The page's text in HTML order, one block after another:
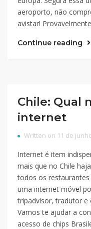
aeroporto, não
avistar!
Continue reading
Chile: Qual
internet
Written on 11 de
Internet é item
mais que no Chile
todos os
uma internet móvel
tripadvisor, tradutor e
Vamos te ajudar a
acesso de chips